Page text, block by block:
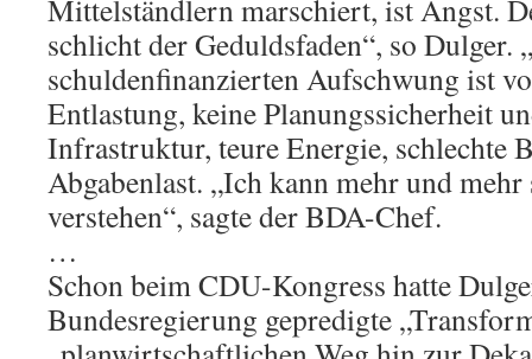
Mittelständlern marschiert, ist Angst.
schlicht der Geduldsfaden“, so Dulger.
schuldenfinanzierten Aufschwung ist
Entlastung, keine Planungssicherheit
Infrastruktur, teure Energie, schlechte
Abgabenlast. „Ich kann mehr und
verstehen“, sagte der BDA-Chef.
…
Schon beim CDU-Kongress hatte
Bundesregierung gepredigte